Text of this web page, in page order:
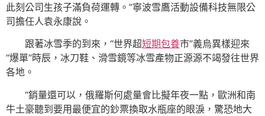
此刻公司生孩子滿負荷運轉。”寧波雪鷹活動設備科技無限公
司擔任人袁永康說。
跟著冰雪季的到來，“世界超短期包養市”義烏異樣迎來
“爆單”時辰，冰刀鞋、滑雪鏡等冰雪產物正源源不竭發往世界
各地。
“銷量還可以，俄羅斯何處量會比擬年夜一點，歐洲和南
牛土豪聽到要用最便宜的鈔票換取水瓶座的眼淚，驚恐地大